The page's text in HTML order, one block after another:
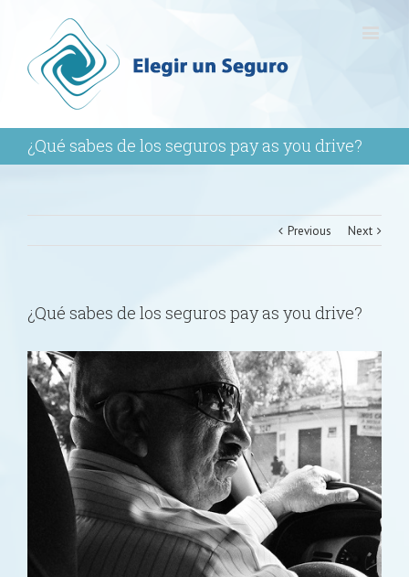
¿Qué sabes de los seguros pay as you drive?
Previous Next
¿Qué sabes de los seguros pay as you drive?